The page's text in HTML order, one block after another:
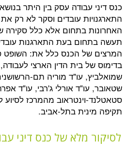
עסק בין היתר בנושא החם של
עובדים וסקר לא רק את הפסיקות
בתחום אלא כלל סקירה של עשה –
בעת התארגנות עובדים בארגון.
הכנס כלל את: השופט סטיב
בית הדין הארצי לעבודה, עו"ד דפנה
עו"ד מוריה תם-הרשושנים, עו"ד אילן
אורלי ג'רבי, עו"ד אפרת דויטש
מהמרכז לסיוע לנפגעות
בתל-אביב.
של כנס דיני עבודה –